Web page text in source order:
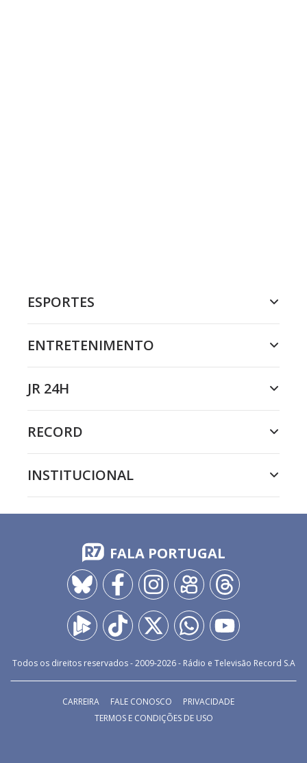
ESPORTES
ENTRETENIMENTO
JR 24H
RECORD
INSTITUCIONAL
FALA PORTUGAL
Todos os direitos reservados - 2009-2026- Rádio e Televisão Record S.A
CARREIRA FALE CONOSCO
PRIVACIDADE
TERMOS E CONDIÇÕES DE USO